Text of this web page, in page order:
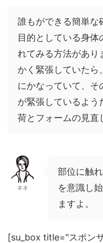
誰もができる簡単な
目的としている身体
れてみる方法があり
かく緊張していたら
にかなっていて、そ
が緊張しているよう
荷とフォームの見直
ネネ
部位に触
を意識し
ますよ。
[su_box title="スポン